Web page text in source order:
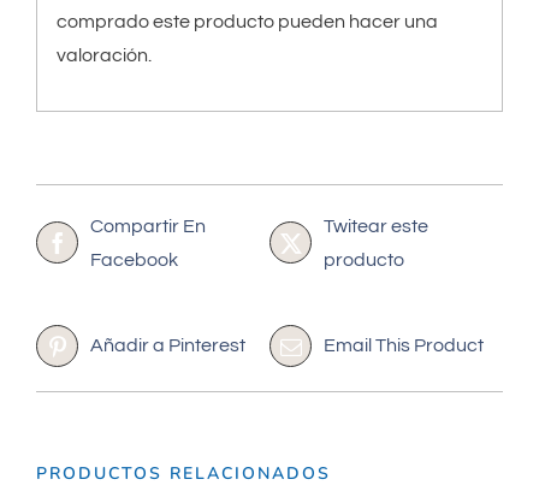
comprado este producto pueden hacer una
valoración.
Compartir En
Facebook
Twitear este
producto
Añadir a Pinterest Email This Product
PRODUCTOS RELACIONADOS